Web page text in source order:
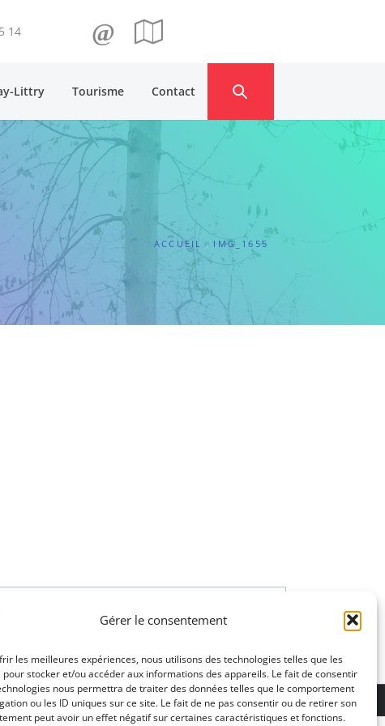
Gérer le consentement
les meilleures expériences, nous utilisons des technologies telles que les
pour stocker et/ou accéder aux informations des appareils. Le fait de consentir
nous permettra de traiter des données telles que le comportement
ou les ID uniques sur ce site. Le fait de ne pas consentir ou de retirer son
peut avoir un effet négatif sur certaines caractéristiques et fonctions.
14 @
Littry Tourisme Contact
ACCUEIL IMG_1655
légales